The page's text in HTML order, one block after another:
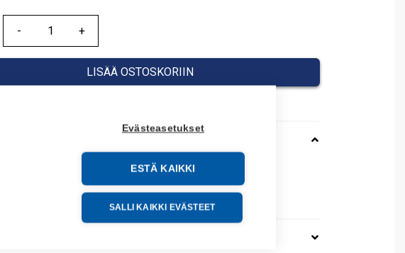
Evästeasetukset
ESTÄ KAIKKI
SALLI KAIKKI EVÄSTEET
LISÄÄ OSTOSKORIIN
862000240000
tullikoodi: 85364900